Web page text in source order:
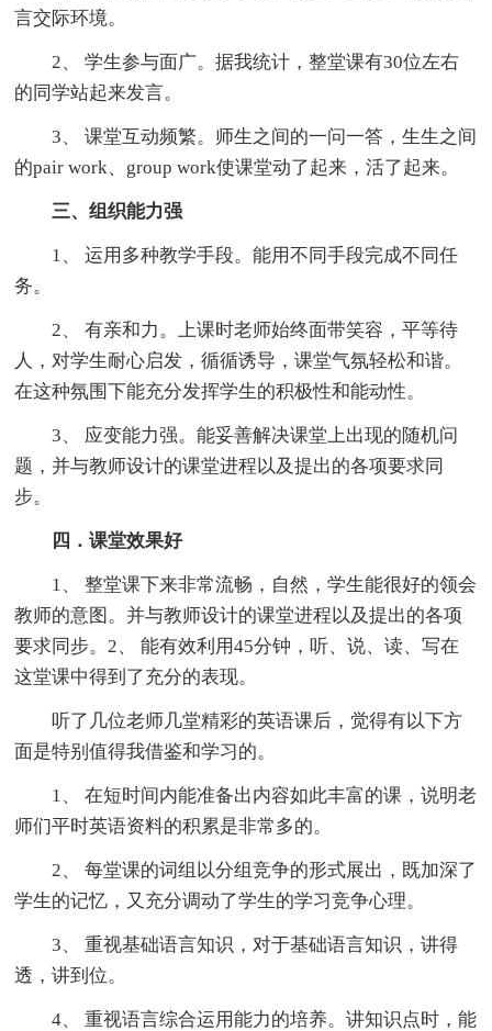
言交际环境。
2、 学生参与面广。据我统计，整堂课有30位左右
的同学站起来发言。
3、 课堂互动频繁。师生之间的一问一答，生生之间
的pair work、group work使课堂动了起来，活了起来。
三、组织能力强
1、 运用多种教学手段。能用不同手段完成不同任
务。
2、 有亲和力。上课时老师始终面带笑容，平等待
人，对学生耐心启发，循循诱导，课堂气氛轻松和谐。
在这种氛围下能充分发挥学生的积极性和能动性。
3、 应变能力强。能妥善解决课堂上出现的随机问
题，并与教师设计的课堂进程以及提出的各项要求同
步。
四．课堂效果好
1、 整堂课下来非常流畅，自然，学生能很好的领会
教师的意图。并与教师设计的课堂进程以及提出的各项
要求同步。2、 能有效利用45分钟，听、说、读、写在
这堂课中得到了充分的表现。
听了几位老师几堂精彩的英语课后，觉得有以下方
面是特别值得我借鉴和学习的。
1、 在短时间内能准备出内容如此丰富的课，说明老
师们平时英语资料的积累是非常多的。
2、 每堂课的词组以分组竞争的形式展出，既加深了
学生的记忆，又充分调动了学生的学习竞争心理。
3、 重视基础语言知识，对于基础语言知识，讲得
透，讲到位。
4、 重视语言综合运用能力的培养。讲知识点时，能